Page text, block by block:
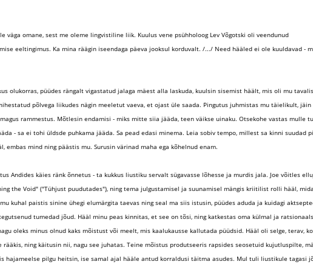
väga omane, sest me oleme lingvistiline liik. Kuulus vene psühholoog Lev Võgotski oli veendunud
eeltingimus. Ka mina räägin iseendaga päeva jooksul korduvalt. /.../ Need hääled ei ole kuuldavad -
olukorras, püüdes rängalt vigastatud jalaga mäest alla laskuda, kuulsin sisemist häält, mis oli mu
põlvega liikudes nägin meeletut vaeva, et ojast üle saada. Pingutus juhmistas mu täielikult,
rammestus. Mõtlesin endamisi - miks mitte siia jääda, teen väikse uinaku. Otsekohe vastas mulle
- sa ei tohi üldsde puhkama jääda. Sa pead edasi minema. Leia sobiv tempo, millest sa kinni suudad
embas mind ning päästis mu. Surusin värinad maha ega kõhelnud enam.
Andides käies ränk õnnetus - ta kukkus liustiku servalt sügavasse lõhesse ja murdis jala. Joe võitles
the Void" ("Tühjust puudutades"), ning tema julgustamisel ja suunamisel mängis kriitilist rolli hääl,
kuhal paistis sinine ühegi elumärgita taevas ning seal ma siis istusin, püüdes aduda ja kuidagi
tumedad jõud. Hääl minu peas kinnitas, et see on tõsi, ning katkestas oma külmal ja
oleks minus olnud kaks mõistust või meelt, mis kaalukausse kallutada püüdsid. Hääl oli selge, terav,
rääkis, ning käitusin nii, nagu see juhatas. Teine mõistus produtseeris rapsides seosetuid kujutluspilte,
hajameelse pilgu heitsin, ise samal ajal hääle antud korraldusi täitma asudes. Mul tuli liustikule tagasi